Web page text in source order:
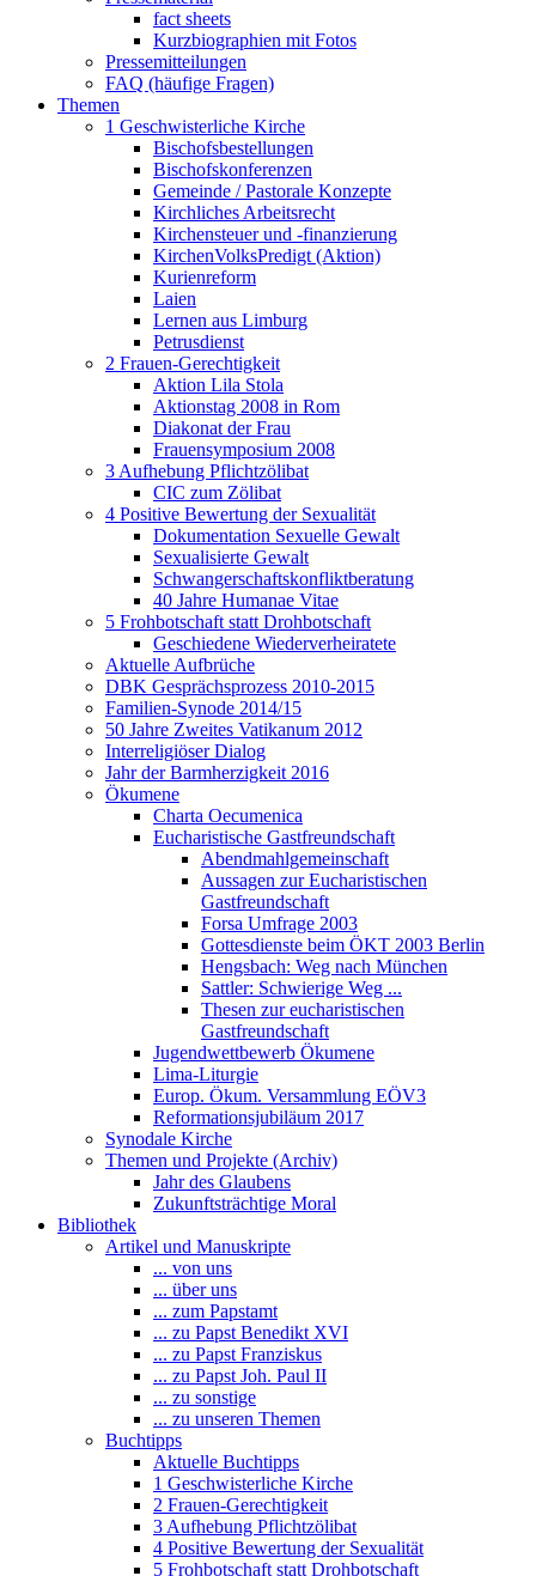
fact sheets
Kurzbiographien mit Fotos
Pressemitteilungen
FAQ (häufige Fragen)
Themen
1 Geschwisterliche Kirche
Bischofsbestellungen
Bischofskonferenzen
Gemeinde / Pastorale Konzepte
Kirchliches Arbeitsrecht
Kirchensteuer und -finanzierung
KirchenVolksPredigt (Aktion)
Kurienreform
Laien
Lernen aus Limburg
Petrusdienst
2 Frauen-Gerechtigkeit
Aktion Lila Stola
Aktionstag 2008 in Rom
Diakonat der Frau
Frauensymposium 2008
3 Aufhebung Pflichtzölibat
CIC zum Zölibat
4 Positive Bewertung der Sexualität
Dokumentation Sexuelle Gewalt
Sexualisierte Gewalt
Schwangerschaftskonfliktberatung
40 Jahre Humanae Vitae
5 Frohbotschaft statt Drohbotschaft
Geschiedene Wiederverheiratete
Aktuelle Aufbrüche
DBK Gesprächsprozess 2010-2015
Familien-Synode 2014/15
50 Jahre Zweites Vatikanum 2012
Interreligiöser Dialog
Jahr der Barmherzigkeit 2016
Ökumene
Charta Oecumenica
Eucharistische Gastfreundschaft
Abendmahlgemeinschaft
Aussagen zur Eucharistischen
Gastfreundschaft
Forsa Umfrage 2003
Gottesdienste beim ÖKT 2003 Berlin
Hengsbach: Weg nach München
Sattler: Schwierige Weg ...
Thesen zur eucharistischen
Gastfreundschaft
Jugendwettbewerb Ökumene
Lima-Liturgie
Europ. Ökum. Versammlung EÖV3
Reformationsjubiläum 2017
Synodale Kirche
Themen und Projekte (Archiv)
Jahr des Glaubens
Zukunftsträchtige Moral
Bibliothek
Artikel und Manuskripte
... von uns
... über uns
... zum Papstamt
... zu Papst Benedikt XVI
... zu Papst Franziskus
... zu Papst Joh. Paul II
... zu sonstige
... zu unseren Themen
Buchtipps
Aktuelle Buchtipps
1 Geschwisterliche Kirche
2 Frauen-Gerechtigkeit
3 Aufhebung Pflichtzölibat
4 Positive Bewertung der Sexualität
5 Frohbotschaft statt Drohbotschaft